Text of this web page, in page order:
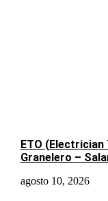
ETO
Granelero –
agosto 10, 2026